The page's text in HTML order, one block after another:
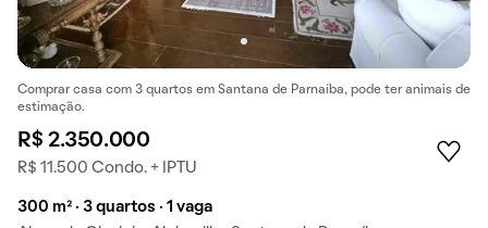
Comprar casa com 3 quartos em Santana de Parnaíba, pode ter animais de
estimação.
R$ 2.350.000
R$ 11.500 Condo. + IPTU
300 m² · 3 quartos · 1 vaga